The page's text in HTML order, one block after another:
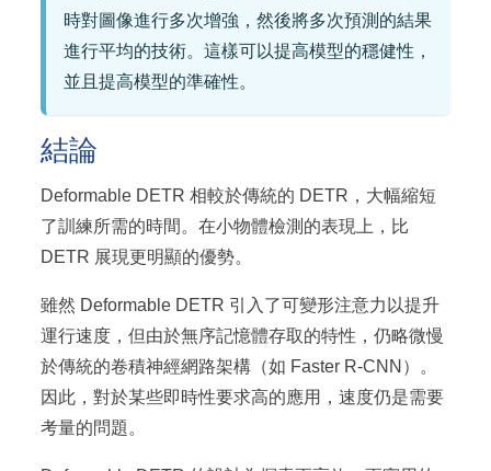
時對圖像進行多次增強，然後將多次預測的結果
進行平均的技術。這樣可以提高模型的穩健性，
並且提高模型的準確性。
結論
Deformable DETR 相較於傳統的 DETR，大幅縮短
了訓練所需的時間。在小物體檢測的表現上，比
DETR 展現更明顯的優勢。
雖然 Deformable DETR 引入了可變形注意力以提升
運行速度，但由於無序記憶體存取的特性，仍略微慢
於傳統的卷積神經網路架構（如 Faster R-CNN）。
因此，對於某些即時性要求高的應用，速度仍是需要
考量的問題。